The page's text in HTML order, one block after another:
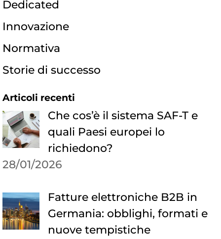
Dedicated
Innovazione
Normativa
Storie di successo
Articoli recenti
Che cos’è il sistema SAF-T e
quali Paesi europei lo
richiedono?
28/01/2026
Fatture elettroniche B2B in
Germania: obblighi, formati e
nuove tempistiche